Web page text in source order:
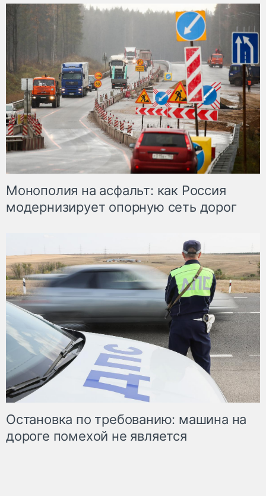
Монополия на асфальт: как Россия
модернизирует опорную сеть дорог
Остановка по требованию: машина на
дороге помехой не является